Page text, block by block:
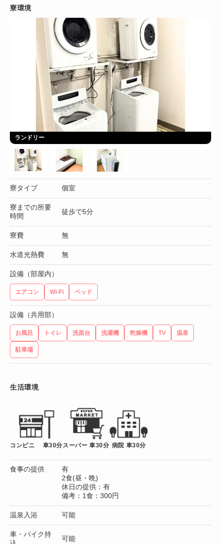
寮環境
ランドリー
寮タイプ 個室
寮までの所要
時間
徒歩で5分
寮費 無
水道光熱費 無
設備（部屋内）
エアコン Wi-Fi ベッド
設備（共用部）
お風呂 トイレ 洗面台 洗濯機 乾燥機 TV 温泉
駐車場
生活環境
コンビニ 車30分 スーパー 車30分 病院 車30分
食事の提供
有
2食(昼・晩)
休日の提供：有
備考：1食：300円
温泉入浴 可能
車・バイク持
可能